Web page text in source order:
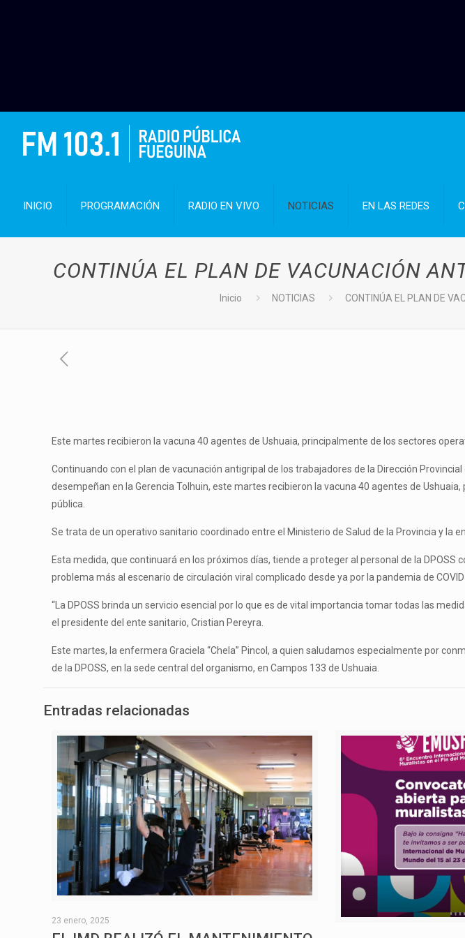
INICIO PROGRAMACIÓN RADIO EN VIVO NOTICIAS EN LAS REDES
CONTINÚA EL PLAN DE VACUNACIÓN
Inicio NOTICIAS CONTINÚA EL PLAN DE
Este martes recibieron la vacuna 40 agentes de Ushuaia, principalmente de los sectores
Continuando con el plan de vacunación antigripal de los trabajadores de la Dirección
desempeñan en la Gerencia Tolhuin, este martes recibieron la vacuna 40 agentes de
pública.
Se trata de un operativo sanitario coordinado entre el Ministerio de Salud de la Provincia y la
Esta medida, que continuará en los próximos días, tiende a proteger al personal de la
problema más al escenario de circulación viral complicado desde ya por la pandemia de
“La DPOSS brinda un servicio esencial por lo que es de vital importancia tomar todas las
el presidente del ente sanitario, Cristian Pereyra.
Este martes, la enfermera Graciela “Chela” Pincol, a quien saludamos especialmente por
de la DPOSS, en la sede central del organismo, en Campos 133 de Ushuaia.
Entradas relacionadas
23 enero, 2025